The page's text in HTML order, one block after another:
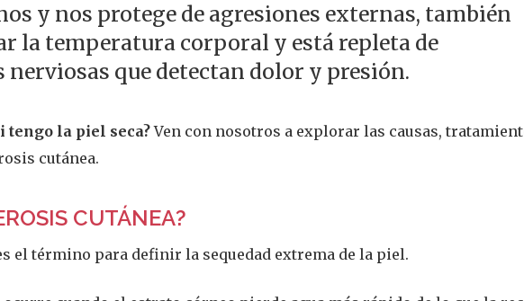
y nos protege de agresiones externas, también
la temperatura corporal y está repleta de
que detectan dolor y presión.
tengo la piel seca?Ven con nosotros a explorar las causas,
cutánea.
CUTÁNEA?
el término para definir la sequedad extrema de la piel.